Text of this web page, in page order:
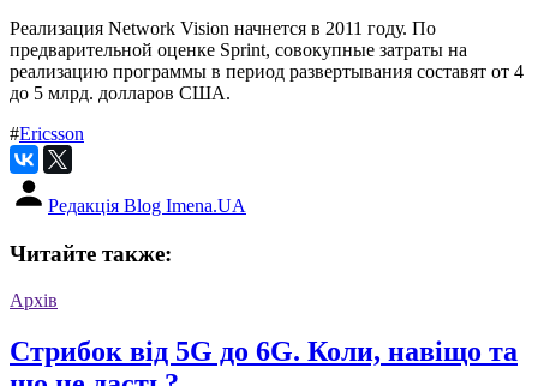
Реализация Network Vision начнется в 2011 году. По
предварительной оценке Sprint, совокупные затраты на
реализацию программы в период развертывания составят от 4
до 5 млрд. долларов США.
#Ericsson
Редакція Blog Imena.UA
Читайте также:
Архів
Стрибок від 5G до 6G. Коли, навіщо та